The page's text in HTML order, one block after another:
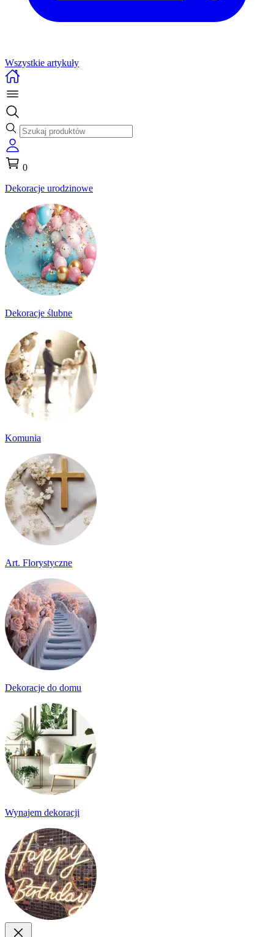
Wszystkie artykuły
0
Dekoracje urodzinowe
Dekoracje ślubne
Komunia
Art. Florystyczne
Dekoracje do domu
Wynajem dekoracji